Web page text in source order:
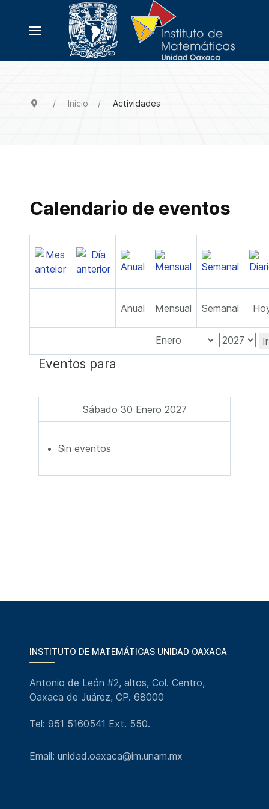
Inicio Actividades
Calendario de eventos
Anual Mensual Semanal
Eventos para
Sábado 30 Enero 2027
Sin eventos
INSTITUTO DE MATEMÁTICAS UNIDAD OAXACA
Antonio de León #2, altos, Col. Centro,
Oaxaca de Juárez, CP. 68000
Tel: 951 5160541 Ext. 550.
Email: unidad.oaxaca@im.unam.mx